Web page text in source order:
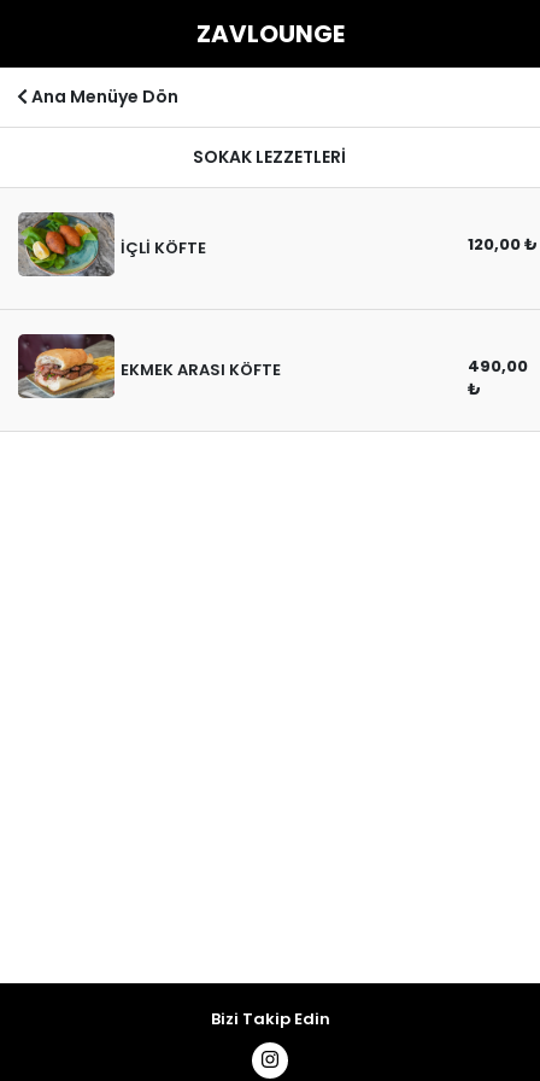
ZAVLOUNGE
Ana Menüye Dön
SOKAK LEZZETLERİ
İÇLİ KÖFTE 120,00 ₺
EKMEK ARASI KÖFTE
490,00
₺
Bizi Takip Edin